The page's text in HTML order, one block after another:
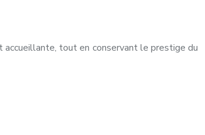
tout en conservant le prestige du